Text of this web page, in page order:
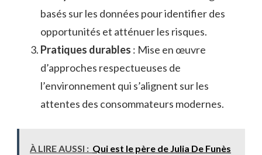
basés sur les données pour identifier des
opportunités et atténuer les risques.
Pratiques durables : Mise en œuvre
d’approches respectueuses de
l’environnement qui s’alignent sur les
attentes des consommateurs modernes.
À LIRE AUSSI : Qui est le père de Julia De Funès